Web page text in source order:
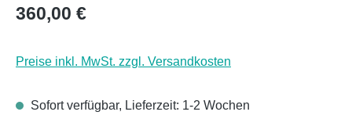
Regulärer Preis:
360,00 €
Preise inkl. MwSt. zzgl. Versandkosten
Sofort verfügbar, Lieferzeit: 1-2 Wochen